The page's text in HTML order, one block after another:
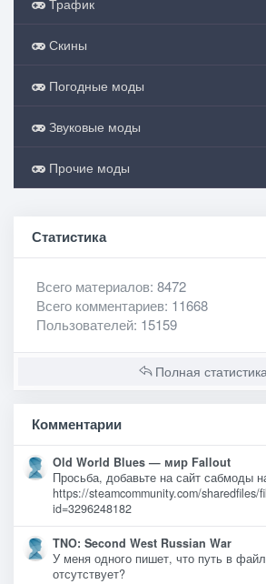
Трафик
Скины
Погодные моды
Звуковые моды
Прочие моды
Статистика
Всего материалов: 8472
Всего комментариев: 11668
Пользователей: 15159
Полная
Комментарии
Old World Blues — мир Fallout
Просьба, добавьте на сайт сабмоды
https://steamcommunity.com/sharedfiles/
id=3296248182
TNO: Second West Russian War
У меня одного пишет, что путь в
отсутствует?